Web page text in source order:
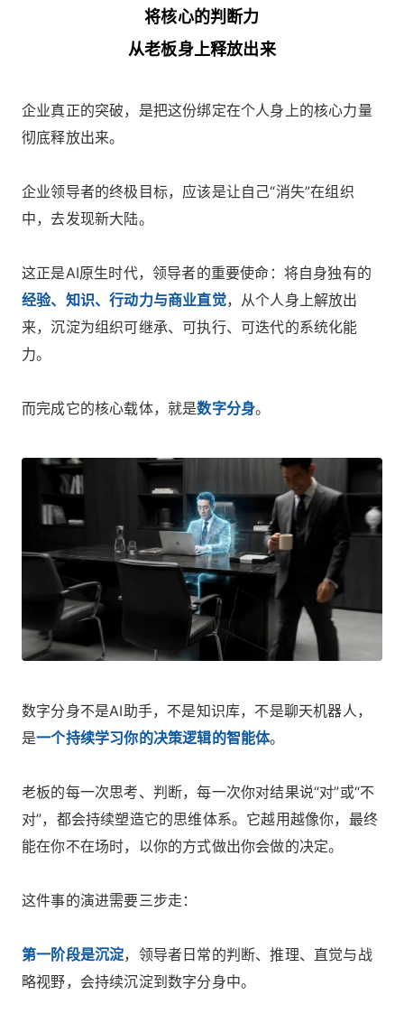
将核心的判断力
从老板身上释放出来
企业真正的突破，是把这份绑定在个人身上的核心力量
彻底释放出来。
企业领导者的终极目标，应该是让自己“消失”在组织
中，去发现新大陆。
这正是AI原生时代，领导者的重要使命：将自身独有的
经验、知识、行动力与商业直觉，从个人身上解放出
来，沉淀为组织可继承、可执行、可迭代的系统化能
力。
而完成它的核心载体，就是数字分身。
数字分身不是AI助手，不是知识库，不是聊天机器人，
是一个持续学习你的决策逻辑的智能体。
老板的每一次思考、判断，每一次你对结果说“对”或“不
对”，都会持续塑造它的思维体系。它越用越像你，最终
能在你不在场时，以你的方式做出你会做的决定。
这件事的演进需要三步走：
第一阶段是沉淀，领导者日常的判断、推理、直觉与战
略视野，会持续沉淀到数字分身中。